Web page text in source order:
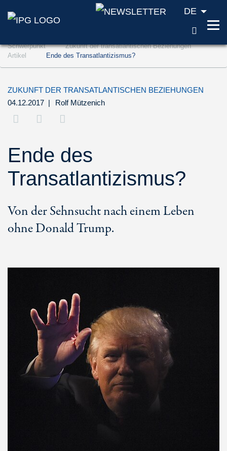
Zum Inhalt springen (Accesskey '1')
Zur Suche springen (Accesskey '2')
DE
Schwerpunkt
Zukunft der transatlantischen Beziehungen
Artikel
Ende des Transatlantizismus?
ZUKUNFT DER TRANSATLANTISCHEN BEZIEHUNGEN
04.12.2017 | Rolf Mützenich
Ende des
Transatlantizismus?
Von der Sehnsucht nach einem Leben
ohne Donald Trump.